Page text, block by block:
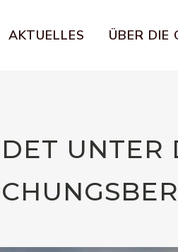
AKTUELLES ÜBER DIE
UNTER